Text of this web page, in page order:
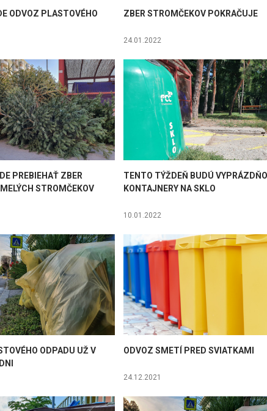
ODVOZ PLASTOVÉHO
ZBER STROMČEKOV POKRAČUJE
24.01.2022
PREBIEHAŤ ZBER
STROMČEKOV
TENTO TÝŽDEŇ BUDÚ
KONTAJNERY NA SKLO
10.01.2022
ODPADU UŽ V
ODVOZ SMETÍ PRED SVIATKAMI
24.12.2021